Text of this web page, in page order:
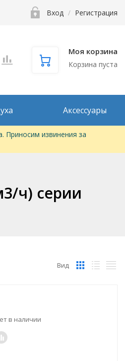
Вход / Регистрация
Моя корзина
Корзина пуста
Аксессуары
Приносим извинения за
ч) серии
Вид
в наличии